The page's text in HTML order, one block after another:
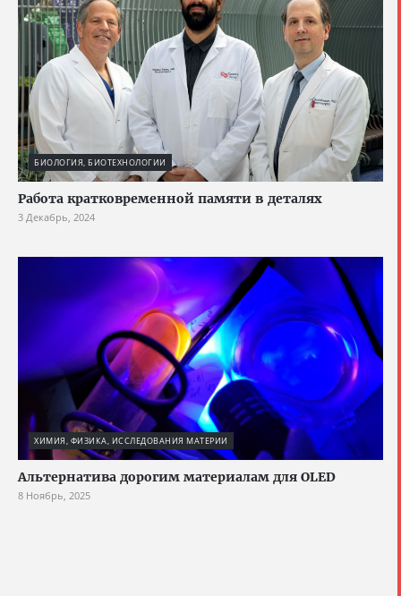
БИОЛОГИЯ, БИОТЕХНОЛОГИИ
Работа кратковременной памяти в деталях
3 Декабрь, 2024
ХИМИЯ, ФИЗИКА, ИССЛЕДОВАНИЯ МАТЕРИИ
Альтернатива дорогим материалам для OLED
8 Ноябрь, 2025